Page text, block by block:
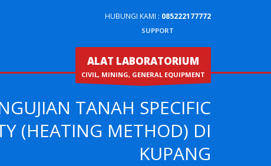
HUBUNGI KAMI : 085222177772
SUPPORT
ALAT LABORATORIUM
CIVIL, MINING, GENERAL EQUIPMENT
TANAH SPECIFIC
(HEATING METHOD) DI
KUPANG